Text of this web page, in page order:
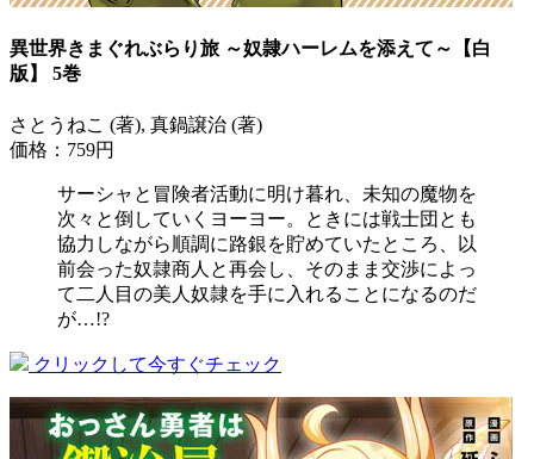
異世界きまぐれぶらり旅 ～奴隷ハーレムを添えて～【白
版】 5巻
さとうねこ (著), 真鍋譲治 (著)
価格：759円
サーシャと冒険者活動に明け暮れ、未知の魔物を
次々と倒していくヨーヨー。ときには戦士団とも
協力しながら順調に路銀を貯めていたところ、以
前会った奴隷商人と再会し、そのまま交渉によっ
て二人目の美人奴隷を手に入れることになるのだ
が…!?
クリックして今すぐチェック